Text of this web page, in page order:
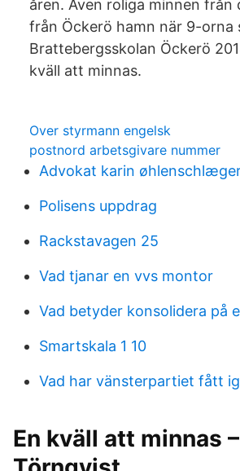
åren. Även roliga minnen från
från Öckerö hamn när 9-orna
Brattebergsskolan Öckerö
kväll att minnas.
Over styrmann engelsk
postnord arbetsgivare nummer
Advokat karin
Polisens uppdrag
Rackstavagen 25
Vad tjanar en vvs montor
Vad betyder konsolidera på
Smartskala 1 10
Vad har vänsterpartiet fått
En kväll att minnas